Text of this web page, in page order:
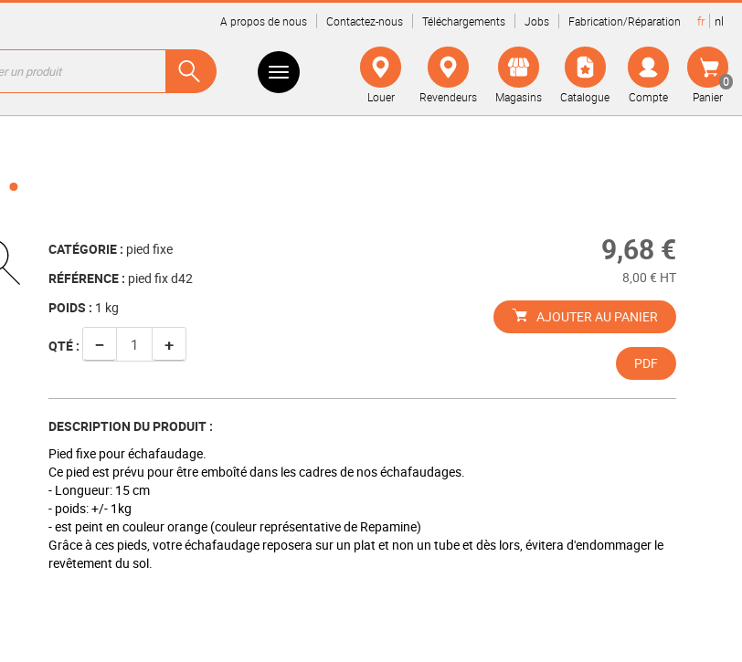
A propos de nous Contactez-nous Téléchargements Jobs Fabrication/Réparation fr nl
0
Panier
Compte
Catalogue
Magasins
Revendeurs
Louer
CATÉGORIE : pied fixe
RÉFÉRENCE : pied fix d42
POIDS : 1 kg
QTÉ : − +
9,68 €
8,00 € HT
AJOUTER AU PANIER
PDF
DESCRIPTION DU PRODUIT :
Pied fixe pour échafaudage.
Ce pied est prévu pour être emboîté dans les cadres de nos échafaudages.
- Longueur: 15 cm
- poids: +/- 1kg
- est peint en couleur orange (couleur représentative de Repamine)
Grâce à ces pieds, votre échafaudage reposera sur un plat et non un tube et dès lors, évitera d'endommager le
revêtement du sol.